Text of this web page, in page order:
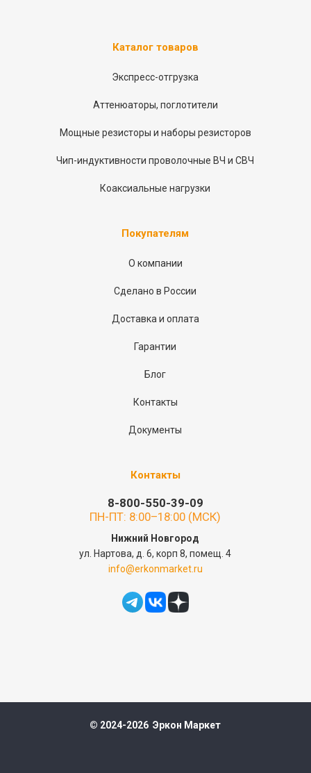
Каталог товаров
Экспресс-отгрузка
Аттенюаторы, поглотители
Мощные резисторы и наборы резисторов
Чип-индуктивности проволочные ВЧ и СВЧ
Коаксиальные нагрузки
Покупателям
О компании
Сделано в России
Доставка и оплата
Гарантии
Блог
Контакты
Документы
Контакты
8-800-550-39-09
ПН-ПТ: 8:00–18:00 (МСК)
Нижний Новгород
ул. Нартова, д. 6, корп 8, помещ. 4
info@erkonmarket.ru
© 2024-2026 Эркон Маркет